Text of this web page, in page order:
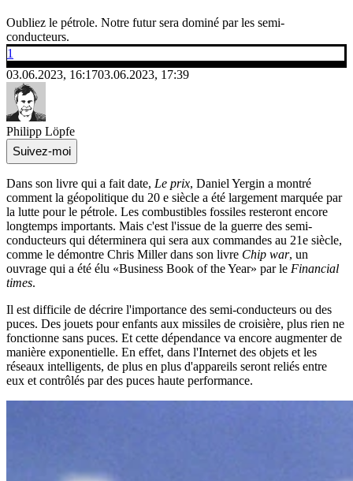
Oubliez le pétrole. Notre futur sera dominé par les semi-
conducteurs.
1
03.06.2023, 16:1703.06.2023, 17:39
Philipp Löpfe
Suivez-moi
Dans son livre qui a fait date, Le prix, Daniel Yergin a montré
comment la géopolitique du 20 e siècle a été largement marquée par
la lutte pour le pétrole. Les combustibles fossiles resteront encore
longtemps importants. Mais c'est l'issue de la guerre des semi-
conducteurs qui déterminera qui sera aux commandes au 21e siècle,
comme le démontre Chris Miller dans son livre Chip war, un
ouvrage qui a été élu «Business Book of the Year» par le Financial
times.
Il est difficile de décrire l'importance des semi-conducteurs ou des
puces. Des jouets pour enfants aux missiles de croisière, plus rien ne
fonctionne sans puces. Et cette dépendance va encore augmenter de
manière exponentielle. En effet, dans l'Internet des objets et les
réseaux intelligents, de plus en plus d'appareils seront reliés entre
eux et contrôlés par des puces haute performance.